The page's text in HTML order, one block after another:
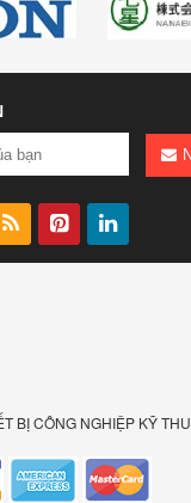
BỊ CÔNG NGHIỆP KỸ